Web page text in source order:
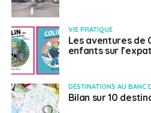
VIE PRATIQUE
Les aventures de
enfants sur
DESTINATIONS AU BANC
Bilan sur 10